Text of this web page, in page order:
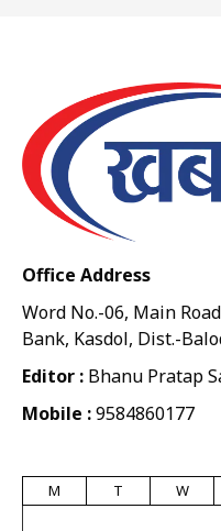
Office Address
Word No.-06, Main
Bank, Kasdol, Dist.-
Editor : Bhanu Pratap
Mobile :9584860177
M
T W